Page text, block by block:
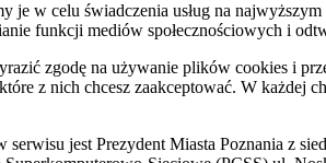
je w celu świadczenia usług na
funkcji mediów społecznościowych i
zgodę na używanie plików cookies i
z nich chcesz zaakceptować. W
jest Prezydent Miasta Poznania z